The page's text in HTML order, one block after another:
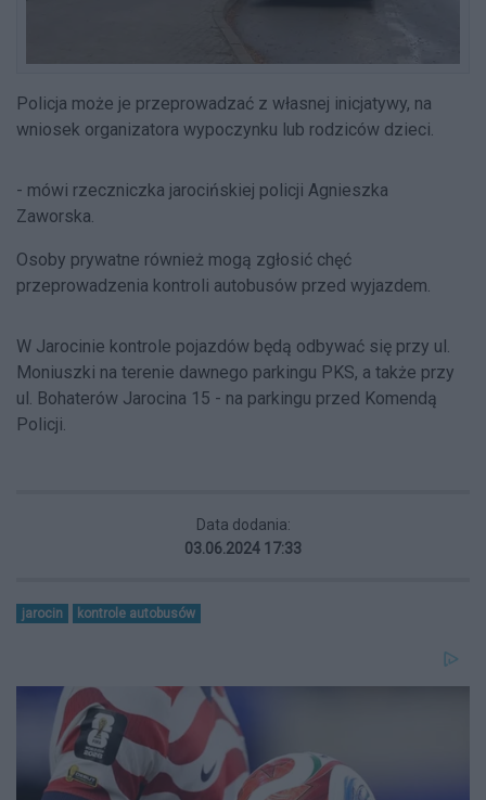
Policja może je przeprowadzać z własnej inicjatywy, na
wniosek organizatora wypoczynku lub rodziców dzieci.
- mówi rzeczniczka jarocińskiej policji Agnieszka
Zaworska.
Osoby prywatne również mogą zgłosić chęć
przeprowadzenia kontroli autobusów przed wyjazdem.
W Jarocinie kontrole pojazdów będą odbywać się przy ul.
Moniuszki na terenie dawnego parkingu PKS, a także przy
ul. Bohaterów Jarocina 15 - na parkingu przed Komendą
Policji.
Data dodania:
03.06.2024 17:33
jarocin kontrole autobusów